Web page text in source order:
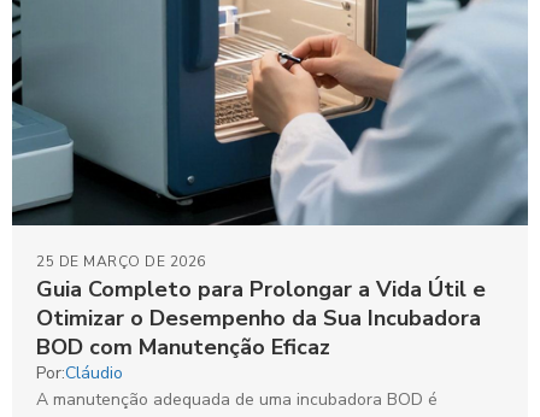
Guia Completo para Prolongar a Vida Útil e
Otimizar o Desempenho da Sua Incubadora
BOD com Manutenção Eficaz
25 DE MARÇO DE 2026
Por:Cláudio
A manutenção adequada de uma incubadora BOD é